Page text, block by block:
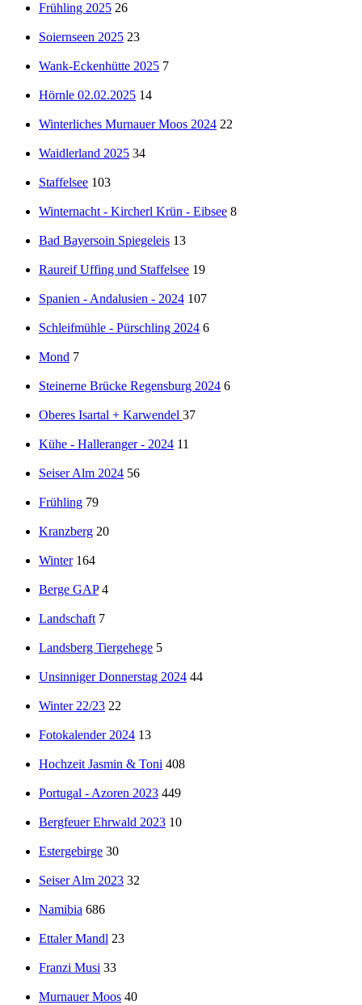
Frühling 2025 26
Soiernseen 2025 23
Wank-Eckenhütte 2025 7
Hörnle 02.02.2025 14
Winterliches Murnauer Moos 2024 22
Waidlerland 2025 34
Staffelsee 103
Winternacht - Kircherl Krün - Eibsee 8
Bad Bayersoin Spiegeleis 13
Raureif Uffing und Staffelsee 19
Spanien - Andalusien - 2024 107
Schleifmühle - Pürschling 2024 6
Mond 7
Steinerne Brücke Regensburg 2024 6
Oberes Isartal + Karwendel 37
Kühe - Halleranger - 2024 11
Seiser Alm 2024 56
Frühling 79
Kranzberg 20
Winter 164
Berge GAP 4
Landschaft 7
Landsberg Tiergehege 5
Unsinniger Donnerstag 2024 44
Winter 22/23 22
Fotokalender 2024 13
Hochzeit Jasmin & Toni 408
Portugal - Azoren 2023 449
Bergfeuer Ehrwald 2023 10
Estergebirge 30
Seiser Alm 2023 32
Namibia 686
Ettaler Mandl 23
Franzi Musi 33
Murnauer Moos 40